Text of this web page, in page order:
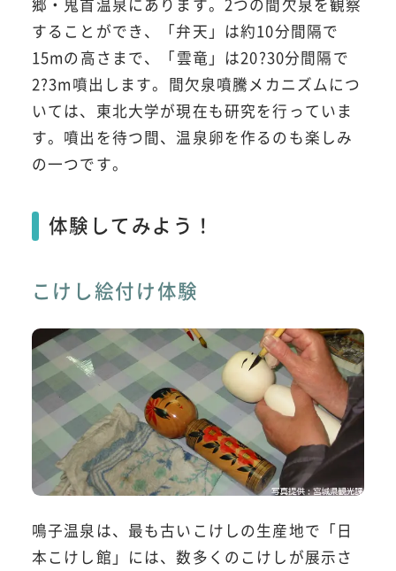
することができ、「弁天」は約10分間隔で
15mの高さまで、「雲竜」は20?30分間隔で
2?3m噴出します。間欠泉噴騰メカニズムにつ
いては、東北大学が現在も研究を行っていま
す。噴出を待つ間、温泉卵を作るのも楽しみ
の一つです。
体験してみよう！
こけし絵付け体験
鳴子温泉は、最も古いこけしの生産地で「日
本こけし館」には、数多くのこけしが展示さ